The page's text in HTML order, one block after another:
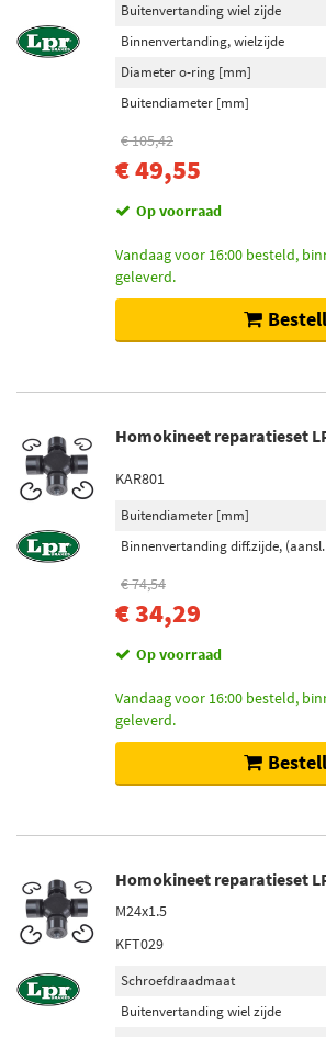
Buitenvertanding wiel zijde
Binnenvertanding, wielzijde
Diameter o-ring [mm]
Buitendiameter [mm]
€ 105,42
€ 49,55
Op voorraad
Vandaag voor 16:00 besteld,
geleverd.
Homokineet reparatieset
KAR801
Buitendiameter [mm]
Binnenvertanding diff.zijde,
€ 74,54
€ 34,29
Op voorraad
Vandaag voor 16:00 besteld,
geleverd.
Homokineet reparatieset
M24x1.5
KFT029
Schroefdraadmaat
Buitenvertanding wiel zijde